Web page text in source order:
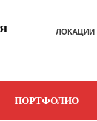
ЛОКАЦИИ
ПОРТФОЛИО